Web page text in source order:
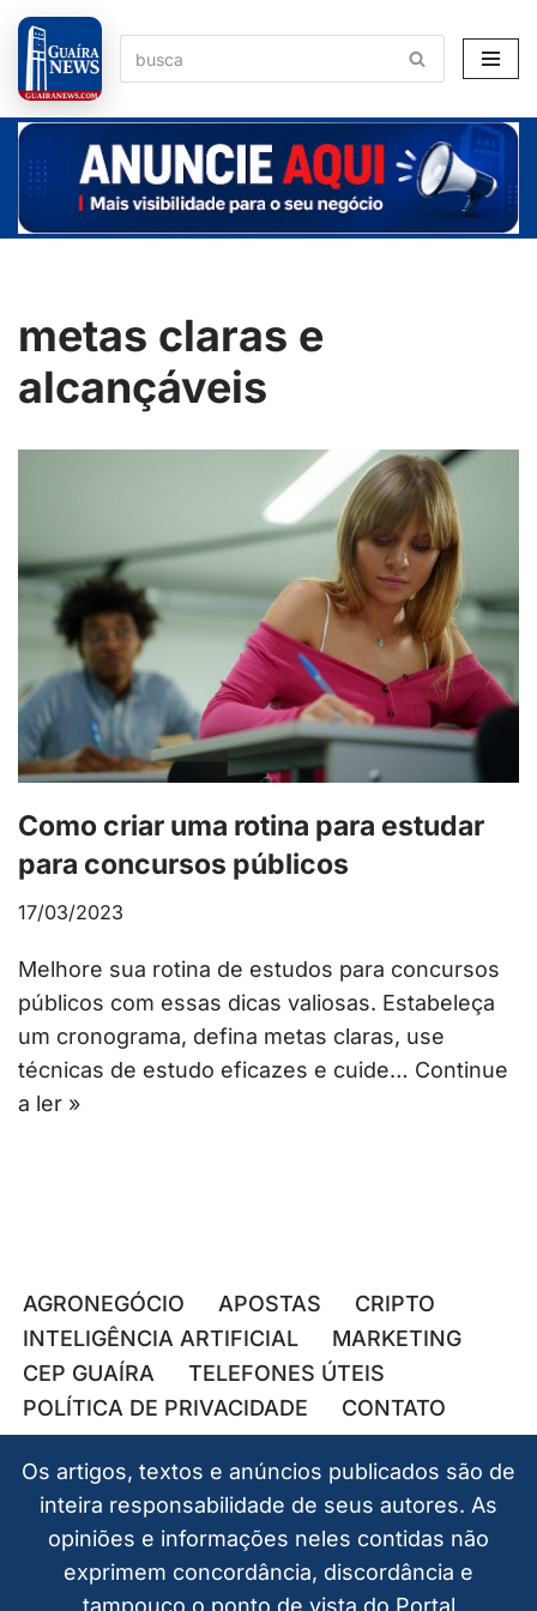
Pular
para
o
conteúdo
metas claras e
alcançáveis
Como criar uma rotina para estudar
para concursos públicos
17/03/2023
Melhore sua rotina de estudos para concursos
públicos com essas dicas valiosas. Estabeleça
um cronograma, defina metas claras, use
técnicas de estudo eficazes e cuide… Continue
a ler »
AGRONEGÓCIO APOSTAS
CRIPTO
INTELIGÊNCIA ARTIFICIAL
MARKETING
CEP GUAÍRA
TELEFONES ÚTEIS
POLÍTICA DE PRIVACIDADE
CONTATO
Os artigos, textos e anúncios publicados são de
inteira responsabilidade de seus autores. As
opiniões e informações neles contidas não
exprimem concordância, discordância e